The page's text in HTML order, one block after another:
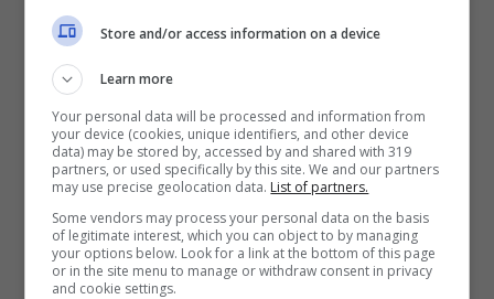
Store and/or access information on a device
Learn more
Your personal data will be processed and information from
your device (cookies, unique identifiers, and other device
data) may be stored by, accessed by and shared with 319
partners, or used specifically by this site. We and our partners
may use precise geolocation data. List of partners.
Some vendors may process your personal data on the basis
of legitimate interest, which you can object to by managing
your options below. Look for a link at the bottom of this page
or in the site menu to manage or withdraw consent in privacy
and cookie settings.